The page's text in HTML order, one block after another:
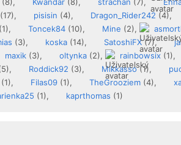
(17), pisisin (4), Dragon_Rider242(4),
(1), Toncek84 (10), Mine (2),
(3), koska (14), SatoshiFX(7),
maxik (3), oltynka (2), rainbowsix (1),
Roddick92 (3), Mikkasso(1),
(1), Filas09 (1), TheGrooziem (4),
(1), kaprthomas (1)